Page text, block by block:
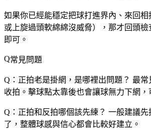
如果你已經能穩定把球打進界內、來回
或上旋過頭軟綿綿沒威脅），那才回頭
即可。
常見問題
Q：正拍老是掛網，是哪裡出問題？ 最常
收拍。擊球點太靠後也會讓球無力下網
Q：正拍和反拍哪個該先練？ 一般建議先
了，整體球感與信心都會比較好建立。